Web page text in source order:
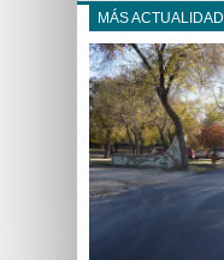
MÁS ACTUALIDAD